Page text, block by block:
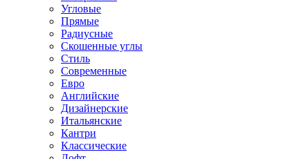
Угловые
Прямые
Радиусные
Скошенные углы
Стиль
Современные
Евро
Английские
Дизайнерские
Итальянские
Кантри
Классические